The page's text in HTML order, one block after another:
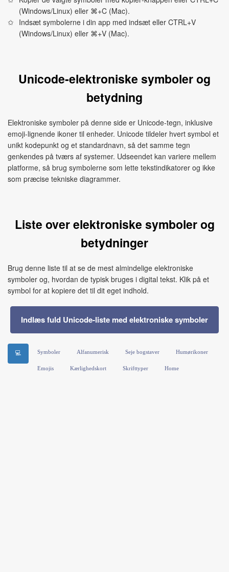
(Windows/Linux) eller ⌘+C (Mac).
Indsæt symbolerne i din app med indsæt eller CTRL+V
(Windows/Linux) eller ⌘+V (Mac).
Unicode‑elektroniske symboler og
betydning
Elektroniske symboler på denne side er Unicode‑tegn, inklusive
emoji‑lignende ikoner til enheder. Unicode tildeler hvert symbol et
unikt kodepunkt og et standardnavn, så det samme tegn
genkendes på tværs af systemer. Udseendet kan variere mellem
platforme, så brug symbolerne som lette tekstindikatorer og ikke
som præcise tekniske diagrammer.
Liste over elektroniske symboler og
betydninger
Brug denne liste til at se de mest almindelige elektroniske
symboler og, hvordan de typisk bruges i digital tekst. Klik på et
symbol for at kopiere det til dit eget indhold.
Indlæs fuld Unicode‑liste med elektroniske symboler
💻 Symboler Alfanumerisk Seje bogstaver Humørikoner
Emojis Kærlighedskort Skrifttyper Home